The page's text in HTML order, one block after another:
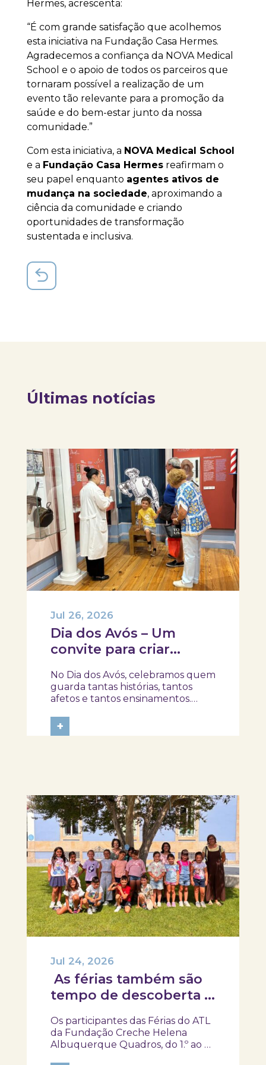
Hermes, acrescenta:
“É com grande satisfação que acolhemos
esta iniciativa na Fundação Casa Hermes.
Agradecemos a confiança da NOVA Medical
School e o apoio de todos os parceiros que
tornaram possível a realização de um
evento tão relevante para a promoção da
saúde e do bem-estar junto da nossa
comunidade.”
Com esta iniciativa, a NOVA Medical School
e a Fundação Casa Hermesreafirmam o
seu papel enquanto agentes ativos de
mudança na sociedade, aproximando a
ciência da comunidade e criando
oportunidades de transformação
sustentada e inclusiva.
Últimas notícias
Dia dos Avós – Um
convite para criar
Jul 26, 2026
No Dia dos Avós, celebramos quem
guarda tantas histórias, tantos
afetos e tantos ensinamentos.
acontece ao domingo, queremos
prolongar a celebração e convidar
+
As férias também são
tempo de descoberta e
Jul 24, 2026
Os participantes das Férias do ATL
da Fundação Creche Helena
Albuquerque Quadros, do 1.º ao 4.º